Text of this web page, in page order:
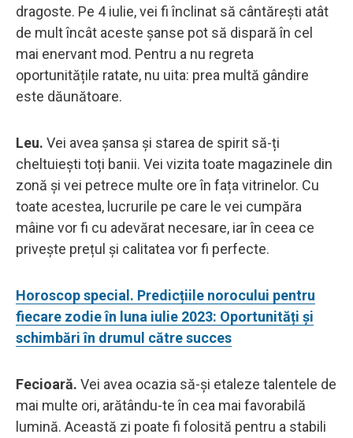
dragoste. Pe 4 iulie, vei fi înclinat să cântărești atât
de mult încât aceste șanse pot să dispară în cel
mai enervant mod. Pentru a nu regreta
oportunitățile ratate, nu uita: prea multă gândire
este dăunătoare.
Leu. Vei avea șansa și starea de spirit să-ți
cheltuiești toți banii. Vei vizita toate magazinele din
zonă și vei petrece multe ore în fața vitrinelor. Cu
toate acestea, lucrurile pe care le vei cumpăra
mâine vor fi cu adevărat necesare, iar în ceea ce
privește prețul și calitatea vor fi perfecte.
Horoscop special. Predicțiile norocului pentru
fiecare zodie în luna iulie 2023: Oportunități și
schimbări în drumul către succes
Fecioară. Vei avea ocazia să-și etaleze talentele de
mai multe ori, arătându-te în cea mai favorabilă
lumină. Această zi poate fi folosită pentru a stabili